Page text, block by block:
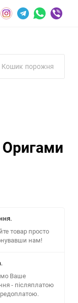
Кошик порожня
товар просто
нам!
Ваше
- післяплатою